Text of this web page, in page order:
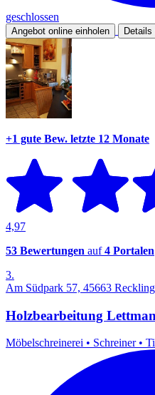
geschlossen
Angebot online einholen Details
+1 gute Bew. letzte 12 Monate
4,97
53 Bewertungen auf4 Portalen
3.
Am Südpark 57, 45663
Holzbearbeitung
Möbelschreinerei • Schreiner •